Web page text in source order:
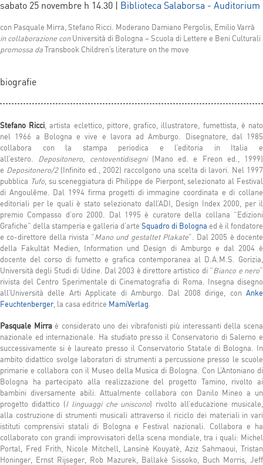
sabato 25 novembre h 14.30 | Biblioteca Salaborsa - Auditorium
con Pasquale Mirra, Stefano Ricci. Moderano Damiano Pergolis, Emilio Varrà
in collaborazione conUniversità di Bologna – Scuola di Lettere e Beni Culturali
promossa daTransbook Children’s literature on the move
biografie
Stefano Ricci , artista eclettico, pittore, grafico, illustratore, fumettista, è nato
nel 1966 a Bologna e vive e lavora ad Amburgo. Disegnatore, dal 1985
collabora con la stampa periodica e l’editoria in Italia e
all’estero. Depositonero, centoventidisegni(Mano ed. e Freon ed., 1999)
e Depositonero/2(Infinito ed., 2002) raccolgono una scelta di lavori. Nel 1997
pubblica Tufo, su sceneggiatura di Philippe de Pierpont, selezionato al Festival
di Angoulême. Dal 1994 firma progetti di immagine coordinata e di collane
editoriali per le quali è stato selezionato dall’ADI, Design Index 2000, per il
premio Compasso d’oro 2000. Dal 1995 è curatore della collana “Edizioni
Grafiche” della stamperia e galleria d’arte Squadro di Bologna ed è il fondatore
e co-direttore della rivista “Mano und gestaltet Plakate”. Dal 2005 è docente
della Fakultät Medien, Information und Design di Amburgo e dal 2004 è
docente del corso di fumetto e grafica contemporanea al D.A.M.S. Gorizia,
Università degli Studi di Udine. Dal 2003 è direttore artistico di “Bianco e nero”
rivista del Centro Sperimentale di Cinematografia di Roma. Insegna disegno
all’Università delle Arti Applicate di Amburgo. Dal 2008 dirige, con Anke
Feuchtenberger, la casa editrice MamiVerlag
Pasquale Mirraè considerato uno dei vibrafonisti più interessanti della scena
nazionale ed internazionale. Ha studiato presso il Conservatorio di Salerno e
successivamente si è laureato presso il Conservatorio Statale di Bologna. In
ambito didattico svolge laboratori di strumenti a percussione presso le scuole
primarie e collabora con il Museo della Musica di Bologna. Con L’Antoniano di
Bologna ha partecipato alla realizzazione del progetto Tamino, rivolto ai
bambini diversamente abili. Attualmente collabora con Danilo Mineo a un
progetto didattico (I linguaggi che uniscono) rivolto all’educazione musicale,
alla costruzione di strumenti musicali attraverso il riciclo dei materiali in vari
istituti comprensivi statali di Bologna e Festival nazionali. Collabora e ha
collaborato con grandi improvvisatori della scena mondiale, tra i quali: Michel
Portal, Fred Frith, Nicole Mitchell, Lansinè Kouyatè, Aziz Sahmaoui, Tristan
Honinger, Ernst Rijseger, Rob Mazurek, Ballakè Sissoko, Buch Morris, Jeff